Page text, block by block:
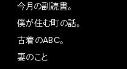
今月の副読書。
僕が住む町の話。
古着のABC。
妻のこと